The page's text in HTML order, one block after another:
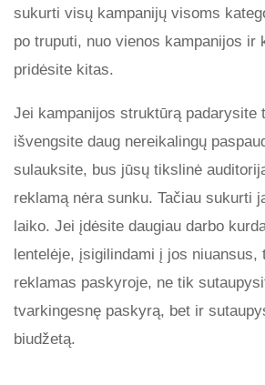
sukurti visų kampanijų visoms
po truputi, nuo vienos kampanijos ir
pridėsite kitas.
Jei kampanijos struktūrą padarysite
išvengsite daug nereikalingų
sulauksite, bus jūsų tikslinė
reklamą nėra sunku. Tačiau sukurti
laiko. Jei įdėsite daugiau darbo
lentelėje, įsigilindami į jos niuansus,
reklamas paskyroje, ne tik
tvarkingesnę paskyrą, bet ir
biudžetą.